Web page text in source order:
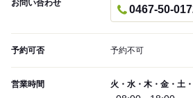
お問い合わせ
0467-50-
予約可否 予約不可
営業時間 火・水・木・金・土